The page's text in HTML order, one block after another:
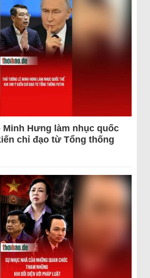
Hưng làm nhục quốc
chỉ đạo từ Tổng thống